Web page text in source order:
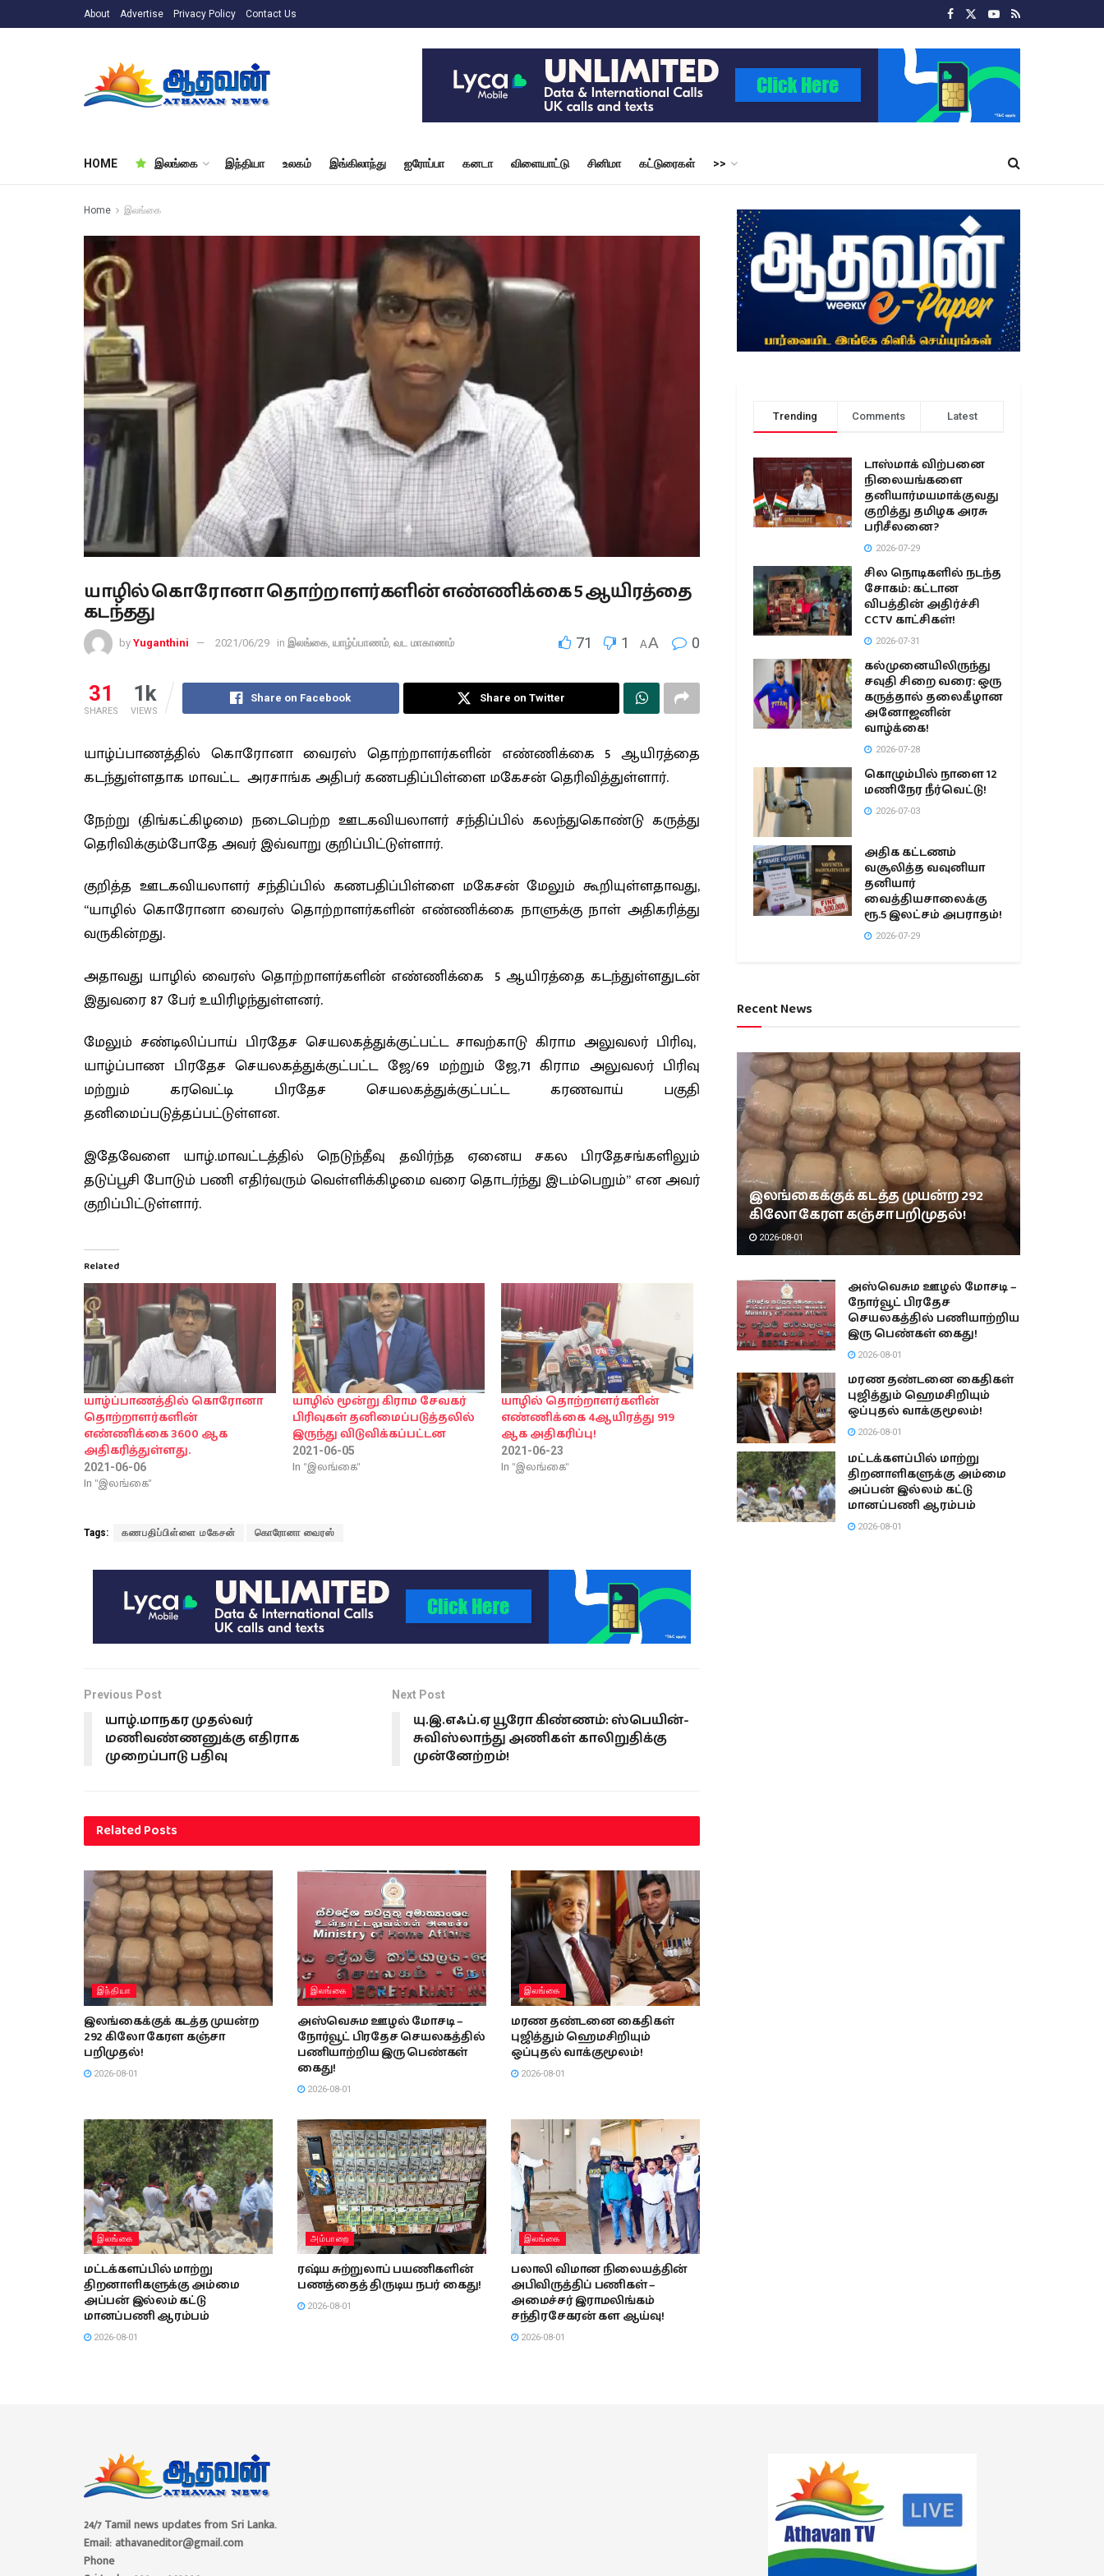
About Advertise Privacy Policy Contact Us
HOME இலங்கை இந்தியா உலகம் இங்கிலாந்து ஐரோப்பா கனடா விளையாட்டு சினிமா கட்டுரைகள் >>
Home இலங்கை
யாழில் கொரோனா தொற்றாளர்களின் எண்ணிக்கை 5 ஆயிரத்தை
கடந்தது
by Yuganthini 2021/06/29 in இலங்கை, யாழ்ப்பாணம், வட மாகாணம் 71 1 AA 0
31
SHARES
1k
VIEWS
Share on Facebook Share on Twitter
யாழ்ப்பாணத்தில் கொரோனா வைரஸ் தொற்றாளர்களின் எண்ணிக்கை 5 ஆயிரத்தை
கடந்துள்ளதாக மாவட்ட அரசாங்க அதிபர் கணபதிப்பிள்ளை மகேசன் தெரிவித்துள்ளார்.
நேற்று (திங்கட்கிழமை) நடைபெற்ற ஊடகவியலாளர் சந்திப்பில் கலந்துகொண்டு கருத்து
தெரிவிக்கும்போதே அவர் இவ்வாறு குறிப்பிட்டுள்ளார்.
குறித்த ஊடகவியலாளர் சந்திப்பில் கணபதிப்பிள்ளை மகேசன் மேலும் கூறியுள்ளதாவது,
“யாழில் கொரோனா வைரஸ் தொற்றாளர்களின் எண்ணிக்கை நாளுக்கு நாள் அதிகரித்து
வருகின்றது.
அதாவது யாழில் வைரஸ் தொற்றாளர்களின் எண்ணிக்கை 5 ஆயிரத்தை கடந்துள்ளதுடன்
இதுவரை 87 பேர் உயிரிழந்துள்ளனர்.
மேலும் சண்டிலிப்பாய் பிரதேச செயலகத்துக்குட்பட்ட சாவற்காடு கிராம அலுவலர் பிரிவு,
யாழ்ப்பாண பிரதேச செயலகத்துக்குட்பட்ட ஜே/69 மற்றும் ஜே,71 கிராம அலுவலர் பிரிவு
மற்றும் கரவெட்டி பிரதேச செயலகத்துக்குட்பட்ட கரணவாய் பகுதி
தனிமைப்படுத்தப்பட்டுள்ளன.
இதேவேளை யாழ்.மாவட்டத்தில் நெடுந்தீவு தவிர்ந்த ஏனைய சகல பிரதேசங்களிலும்
தடுப்பூசி போடும் பணி எதிர்வரும் வெள்ளிக்கிழமை வரை தொடர்ந்து இடம்பெறும்” என அவர்
குறிப்பிட்டுள்ளார்.
Related
யாழ்ப்பாணத்தில் கொரோனா
தொற்றாளர்களின்
எண்ணிக்கை 3600 ஆக
அதிகரித்துள்ளது.
2021-06-06
In "இலங்கை"
யாழில் மூன்று கிராம சேவகர்
பிரிவுகள் தனிமைப்படுத்தலில்
இருந்து விடுவிக்கப்பட்டன
2021-06-05
In "இலங்கை"
யாழில் தொற்றாளர்களின்
எண்ணிக்கை 4ஆயிரத்து 919
ஆக அதிகரிப்பு!
2021-06-23
In "இலங்கை"
Tags: கணபதிப்பிள்ளை மகேசன் கொரோனா வைரஸ்
Previous Post
யாழ்.மாநகர முதல்வர்
மணிவண்ணனுக்கு எதிராக
முறைப்பாடு பதிவு
Next Post
யு.இ.எஃப்.ஏ யூரோ கிண்ணம்: ஸ்பெயின்-
சுவிஸ்லாந்து அணிகள் காலிறுதிக்கு
முன்னேற்றம்!
RelatedPosts
இந்தியா
இலங்கைக்குக் கடத்த முயன்ற
292 கிலோ கேரள கஞ்சா
பறிமுதல்!
2026-08-01
இலங்கை
அஸ்வெசும ஊழல் மோசடி –
நோர்வூட் பிரதேச செயலகத்தில்
பணியாற்றிய இரு பெண்கள்
கைது!
2026-08-01
இலங்கை
மரண தண்டனை கைதிகள்
புஜித்தும் ஹெமசிறியும்
ஒப்புதல் வாக்குமூலம்!
2026-08-01
இலங்கை
மட்டக்களப்பில் மாற்று
திறனாளிகளுக்கு அம்மை
அப்பன் இல்லம் கட்டு
மானப்பணி ஆரம்பம்
2026-08-01
அம்பாறை
ரஷ்ய சுற்றுலாப் பயணிகளின்
பணத்தைத் திருடிய நபர் கைது!
2026-08-01
இலங்கை
பலாலி விமான நிலையத்தின்
அபிவிருத்திப் பணிகள் –
அமைச்சர் இராமலிங்கம்
சந்திரசேகரன் கள ஆய்வு!
2026-08-01
Trending Comments Latest
டாஸ்மாக் விற்பனை
நிலையங்களை
தனியார்மயமாக்குவது
குறித்து தமிழக அரசு
பரிசீலனை?
2026-07-29
சில நொடிகளில் நடந்த
சோகம்: கட்டான
விபத்தின் அதிர்ச்சி
CCTV காட்சிகள்!
2026-07-31
கல்முனையிலிருந்து
சவுதி சிறை வரை: ஒரு
கருத்தால் தலைகீழான
அனோஜனின்
வாழ்க்கை!
2026-07-28
கொழும்பில் நாளை 12
மணிநேர நீர்வெட்டு!
2026-07-03
அதிக கட்டணம்
வசூலித்த வவுனியா
தனியார்
வைத்தியசாலைக்கு
ரூ.5 இலட்சம் அபராதம்!
2026-07-29
Recent News
இலங்கைக்குக் கடத்த முயன்ற 292
கிலோ கேரள கஞ்சா பறிமுதல்!
2026-08-01
அஸ்வெசும ஊழல் மோசடி –
நோர்வூட் பிரதேச
செயலகத்தில் பணியாற்றிய
இரு பெண்கள் கைது!
2026-08-01
மரண தண்டனை கைதிகள்
புஜித்தும் ஹெமசிறியும்
ஒப்புதல் வாக்குமூலம்!
2026-08-01
மட்டக்களப்பில் மாற்று
திறனாளிகளுக்கு அம்மை
அப்பன் இல்லம் கட்டு
மானப்பணி ஆரம்பம்
2026-08-01
24/7 Tamil news updates from Sri Lanka.
Email: athavaneditor@gmail.com
Phone